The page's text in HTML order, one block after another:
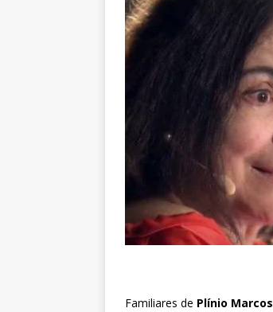
Familiares de Plínio Marcos